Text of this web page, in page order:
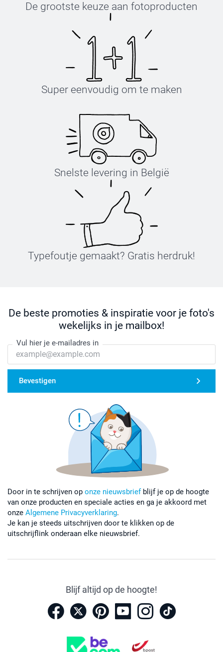
De grootste keuze aan fotoproducten
Super eenvoudig om te maken
Snelste levering in België
Typefoutje gemaakt? Gratis herdruk!
De beste promoties & inspiratie voor je foto's
wekelijks in je mailbox!
Vul hier je e-mailadres in
Bevestigen
Door in te schrijven op onze nieuwsbriefblijf je op de hoogte
van onze producten en speciale acties en ga je akkoord met
onze Algemene Privacyverklaring.
Je kan je steeds uitschrijven door te klikken op de
uitschrijflink onderaan elke nieuwsbrief.
Blijf altijd op de hoogte!